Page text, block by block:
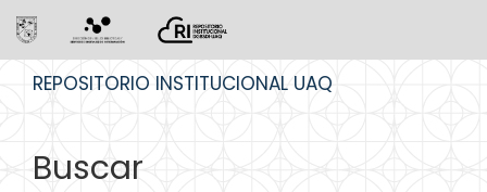
REPOSITORIO INSTITUCIONAL UAQ
Buscar